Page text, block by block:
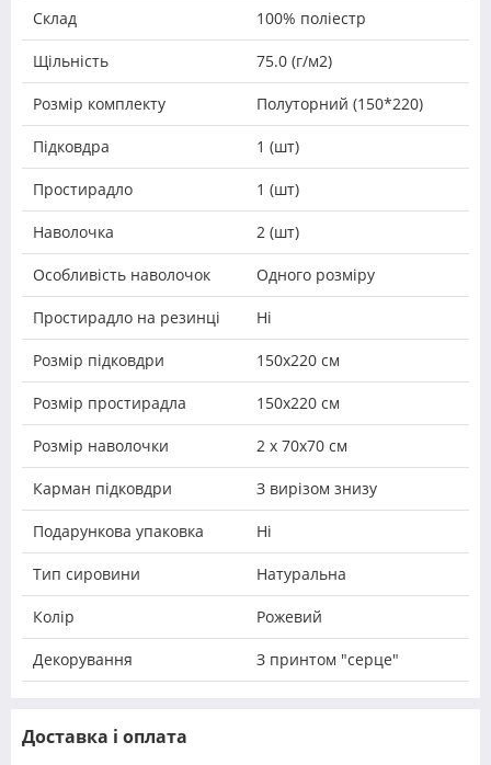
Склад 100% поліестр
Щільність 75.0 (г/м2)
Розмір комплекту Полуторний (150*220)
Підковдра 1 (шт)
Простирадло 1 (шт)
Наволочка 2 (шт)
Особливість наволочок Одного розміру
Простирадло на резинці Ні
Розмір підковдри 150х220 см
Розмір простирадла 150х220 см
Розмір наволочки 2 х 70х70 см
Карман підковдри З вирізом знизу
Подарункова упаковка Ні
Тип сировини Натуральна
Колір Рожевий
Декорування З принтом "серце"
Доставка і оплата